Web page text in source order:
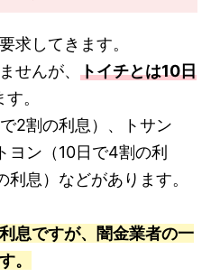
求してきます。
せんが、 トイチとは10日
。
2割の利息）、トサン
ヨン（10日で4割の利
息）などがあります。
息ですが、闇金業者の一
。